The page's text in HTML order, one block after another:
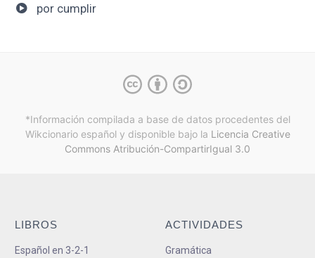
por cumplir
*Información compilada a base de datos procedentes del
Wikcionario español y disponible bajo la Licencia Creative
Commons Atribución-CompartirIgual 3.0
LIBROS
Español en 3-2-1
ACTIVIDADES
Gramática